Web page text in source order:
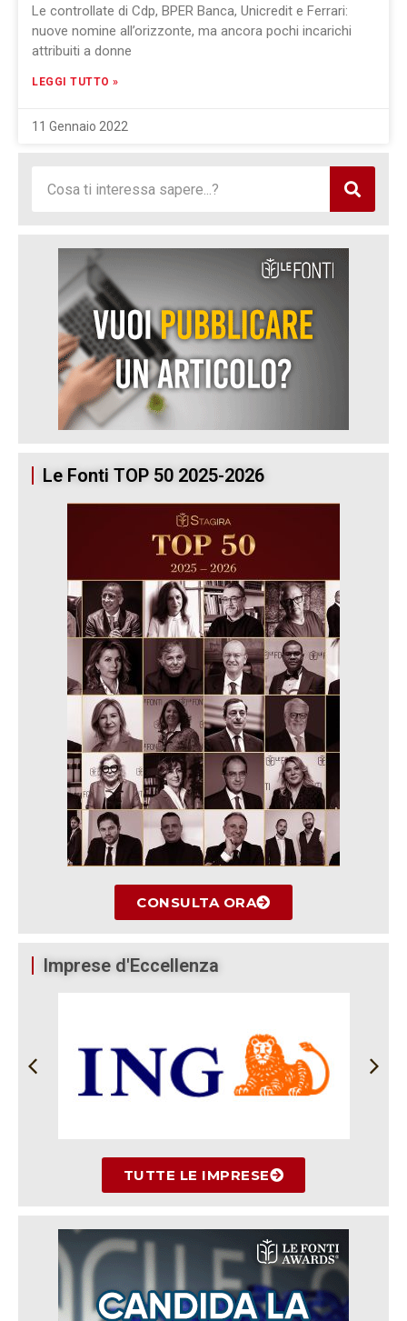
Le controllate di Cdp, BPER Banca, Unicredit e Ferrari:
nuove nomine all’orizzonte, ma ancora pochi incarichi
attribuiti a donne
LEGGI TUTTO »
11 Gennaio 2022
Le Fonti TOP 50 2025-2026
CONSULTA ORA
Imprese d'Eccellenza
TUTTE LE IMPRESE